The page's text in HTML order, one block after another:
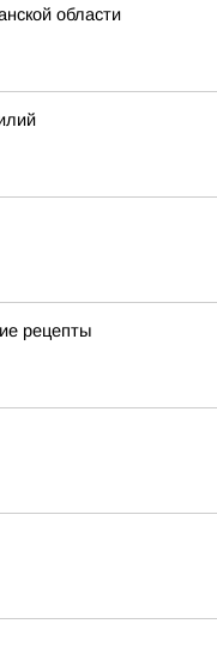
области
рецепты